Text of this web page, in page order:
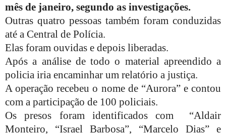
mês de janeiro, segundo as investigações.
Outras quatro pessoas também foram conduzidas
até a Central de Polícia.
Elas foram ouvidas e depois liberadas.
Após a análise de todo o material apreendido a
policia iria encaminhar um relatório a justiça.
A operação recebeu o nome de “Aurora” e contou
com a participação de 100 policiais.
Os presos foram identificados com “Aldair
Monteiro, “Israel Barbosa”, “Marcelo Dias” e